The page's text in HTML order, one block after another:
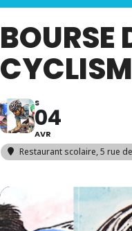
BOURSE
S
04
AVR
Restaurant scolaire, 5 rue